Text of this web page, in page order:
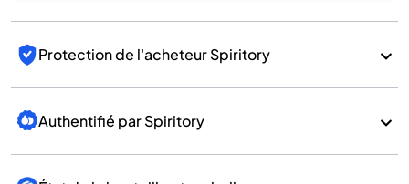
Protection de l'acheteur Spiritory
Authentifié par Spiritory